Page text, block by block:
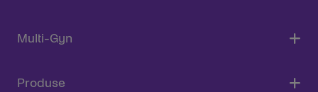
Multi-Gyn
Produse